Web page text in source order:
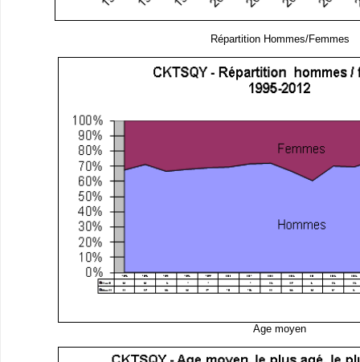
Répartition Hommes/Femmes
Age moyen